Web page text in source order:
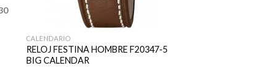
CALENDARIO
RELOJ FESTINA HOMBRE F20347-5
BIG CALENDAR